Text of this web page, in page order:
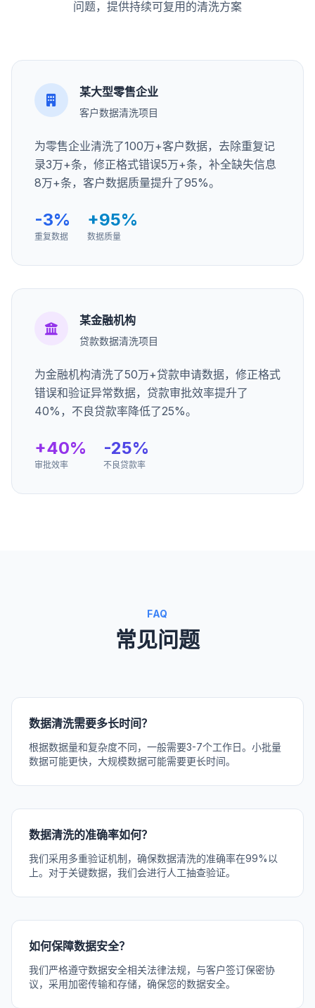
问题，提供持续可复用的清洗方案
某大型零售企业
客户数据清洗项目
为零售企业清洗了100万+客户数据，去除重复记
录3万+条，修正格式错误5万+条，补全缺失信息
8万+条，客户数据质量提升了95%。
-3%
重复数据
+95%
数据质量
某金融机构
贷款数据清洗项目
为金融机构清洗了50万+贷款申请数据，修正格式
错误和验证异常数据，贷款审批效率提升了
40%，不良贷款率降低了25%。
+40%
审批效率
-25%
不良贷款率
FAQ
常见问题
数据清洗需要多长时间？
根据数据量和复杂度不同，一般需要3-7个工作日。小批量
数据可能更快，大规模数据可能需要更长时间。
数据清洗的准确率如何？
我们采用多重验证机制，确保数据清洗的准确率在99%以
上。对于关键数据，我们会进行人工抽查验证。
如何保障数据安全？
我们严格遵守数据安全相关法律法规，与客户签订保密协
议，采用加密传输和存储，确保您的数据安全。